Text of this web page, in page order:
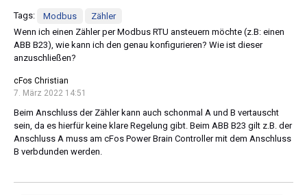
Tags: Modbus
Zähler
Wenn ich einen Zähler per Modbus RTU ansteuern möchte (z.B: einen
ABB B23), wie kann ich den genau konfigurieren? Wie ist dieser
anzuschließen?
cFos Christian
7. März 2022 14:51
Beim Anschluss der Zähler kann auch schonmal A und B vertauscht
sein, da es hierfür keine klare Regelung gibt. Beim ABB B23 gilt z.B. der
Anschluss A muss am cFos Power Brain Controller mit dem Anschluss
B verbdunden werden.